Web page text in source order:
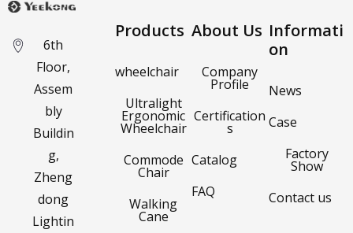
6th
Floor,
Assem
bly
Buildin
g,
Zheng
dong
Lightin
Products
wheelchair
Ultralight
Ergonomic
Wheelchair
Commode
Chair
Walking
Cane
About Us
Company
Profile
Certification
s
Catalog
FAQ
Informati
on
News
Case
Factory
Show
Contact us